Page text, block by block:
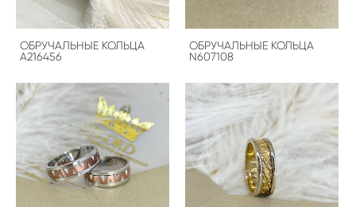
ОБРУЧАЛЬНЫЕ КОЛЬЦА
A216456
ОБРУЧАЛЬНЫЕ КОЛЬЦА
N607108